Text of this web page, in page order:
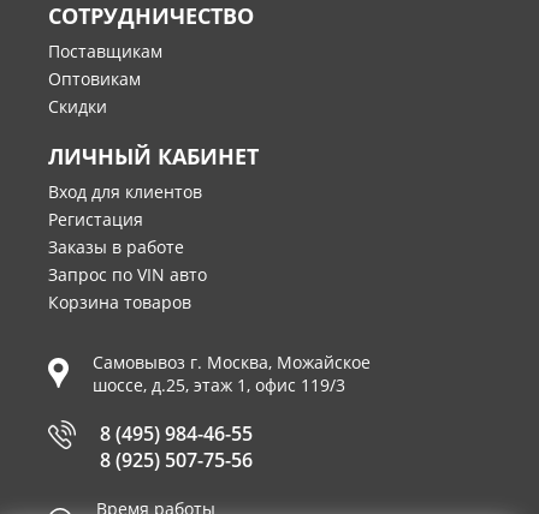
СОТРУДНИЧЕСТВО
Поставщикам
Оптовикам
Скидки
ЛИЧНЫЙ КАБИНЕТ
Вход для клиентов
Регистация
Заказы в работе
Запрос по VIN авто
Корзина товаров
Самовывоз г. Москва, Можайское
шоссе, д.25, этаж 1, офис 119/3
8 (495) 984-46-55
8 (925) 507-75-56
Время работы